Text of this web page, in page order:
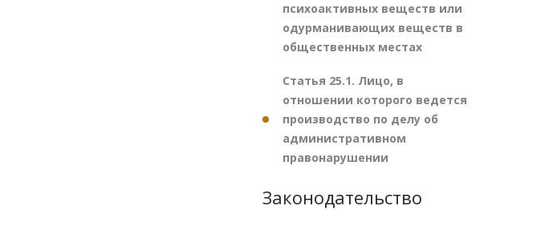
психоактивных веществ или
одурманивающих веществ в
общественных местах
Статья 25.1. Лицо, в
отношении которого ведется
производство по делу об
административном
правонарушении
Законодательство